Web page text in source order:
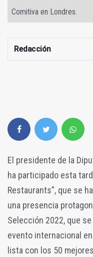
Comitiva en Londres.
Redacción
El presidente de la
ha participado esta
Restaurants”, que se
una presencia
Selección 2022, que
evento internacional
lista con los 50